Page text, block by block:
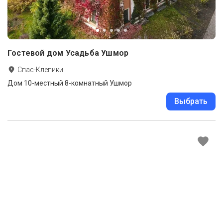
Гостевой дом Усадьба Ушмор
Спас-Клепики
Дом 10-местный 8-комнатный Ушмор
Выбрать